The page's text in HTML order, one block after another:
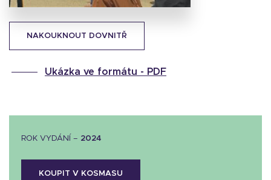
NAKOUKNOUT DOVNITŘ
Ukázka ve formátu - PDF
ROK VYDÁNÍ – 2024
KOUPIT V KOSMASU